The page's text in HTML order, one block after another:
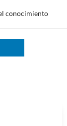
conocimiento